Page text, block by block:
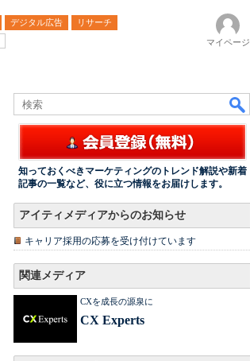
デジタル広告
リサーチ
マイページ
知っておくべきマーケティングのトレンド解説や新着
記事の一覧など、役に立つ情報をお届けします。
アイティメディアからのお知らせ
キャリア採用の応募を受け付けています
関連メディア
CXを成長の源泉に
CX Experts